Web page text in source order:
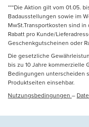
***Die Aktion gilt vom 01.05.
Badausstellungen sowie im
MwSt.Transportkosten sind
Rabatt pro Kunde/
Geschenkgutscheinen oder
Die gesetzliche
bis zu 10 Jahre kommerzielle
Bedingungen unterscheiden
Produktseiten einsehbar.
Nutzungsbedingungen –